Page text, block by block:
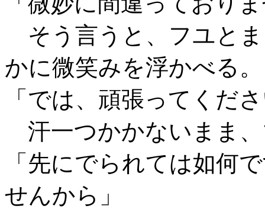
そう言うと、フユと
かに微笑みを浮かべる。
「では、頑張ってくだ
汗一つかかないまま
「先にでられては如何
せんから」